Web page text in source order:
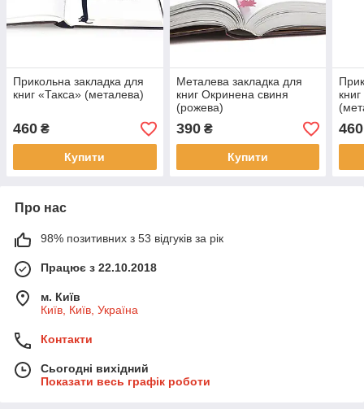
Прикольна закладка для
книг «Такса» (металева)
460 ₴
Купити
Металева закладка для
книг Окринена свиня
(рожева)
390₴
Купити
460
Про нас
98% позитивних з 53 відгуків за рік
Працює з 22.10.2018
м. Київ
Київ, Київ, Україна
Контакти
Сьогодні вихідний
Показати весь графік роботи